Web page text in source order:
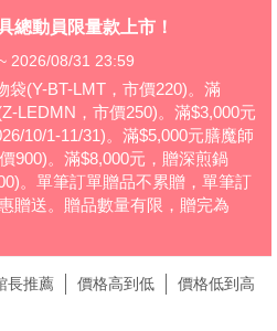
總動員限量款上市！
2026/08/31 23:59
袋(Y-BT-LMT，市價220)。滿
LEDMN，市價250)。滿$3,000元
10/1-11/31)。滿$5,000元膳魔師
900)。滿$8,000元，贈深煎鍋
。單筆訂單贈品不累贈，單筆訂
贈送。贈品數量有限，贈完為
長推薦 價格高到低 價格低到高